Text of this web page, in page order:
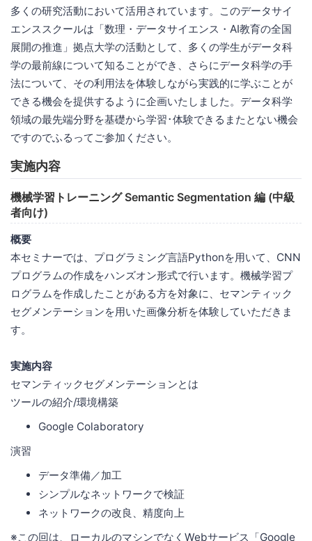
多くの研究活動において活用されています。このデータサイ
エンススクールは「数理・データサイエンス・AI教育の全国
展開の推進」拠点大学の活動として、多くの学生がデータ科
学の最前線について知ることができ、さらにデータ科学の手
法について、その利用法を体験しながら実践的に学ぶことが
できる機会を提供するように企画いたしました。データ科学
領域の最先端分野を基礎から学習･体験できるまたとない機会
ですのでふるってご参加ください。
実施内容
機械学習トレーニング Semantic Segmentation 編 (中級
者向け)
概要
本セミナーでは、プログラミング言語Pythonを用いて、CNN
プログラムの作成をハンズオン形式で行います。機械学習プ
ログラムを作成したことがある方を対象に、セマンティック
セグメンテーションを用いた画像分析を体験していただきま
す。
実施内容
セマンティックセグメンテーションとは
ツールの紹介/環境構築
Google Colaboratory
演習
データ準備／加工
シンプルなネットワークで検証
ネットワークの改良、精度向上
※この回は、ローカルのマシンでなくWebサービス「Google